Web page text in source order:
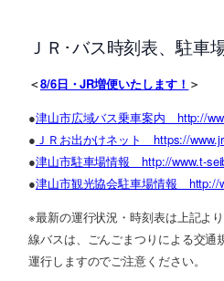
ＪＲ･バス時刻表、駐車
＜8/6日・JR増便いたします！ ＞
●津山市広域バス乗車案内 http://
● ＪＲお出かけネット https://
●津山市駐車場情報 http://www.t-
●津山市観光協会駐車場情報 http://
※最新の運行状況・時刻表は上記よ
線バスは、ごんごまつりによる交通
運行しますのでご注意ください。